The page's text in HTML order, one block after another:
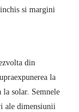
si margini
din
la
solar. Semnele
ale dimensiunii